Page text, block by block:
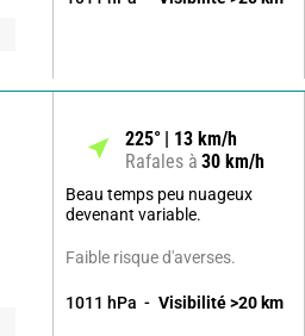
225° 13 km/h
Rafales à 30 km/h
Beau temps peu nuageux
devenant variable.
Faible risque d'averses.
1011 hPa Visibilité >20 km